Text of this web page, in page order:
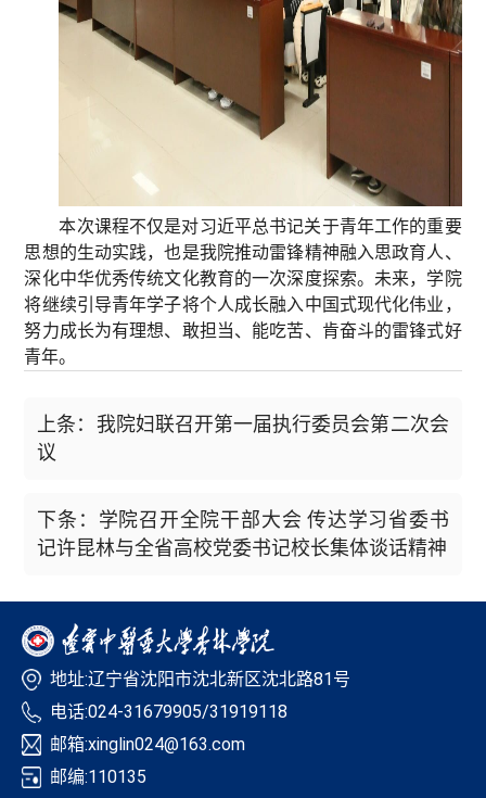
本次课程不仅是对习近平总书记关于青年工作的重要
思想的生动实践，也是我院推动雷锋精神融入思政育人、
深化中华优秀传统文化教育的一次深度探索。未来，学院
将继续引导青年学子将个人成长融入中国式现代化伟业，
努力成长为有理想、敢担当、能吃苦、肯奋斗的雷锋式好
青年。
上条：我院妇联召开第一届执行委员会第二次会
议
下条：学院召开全院干部大会 传达学习省委书
记许昆林与全省高校党委书记校长集体谈话精神
地址:辽宁省沈阳市沈北新区沈北路81号
电话:024-31679905/31919118
邮箱:xinglin024@163.com
邮编:110135